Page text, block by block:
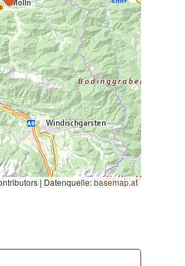
| Datenquelle:basemap.at